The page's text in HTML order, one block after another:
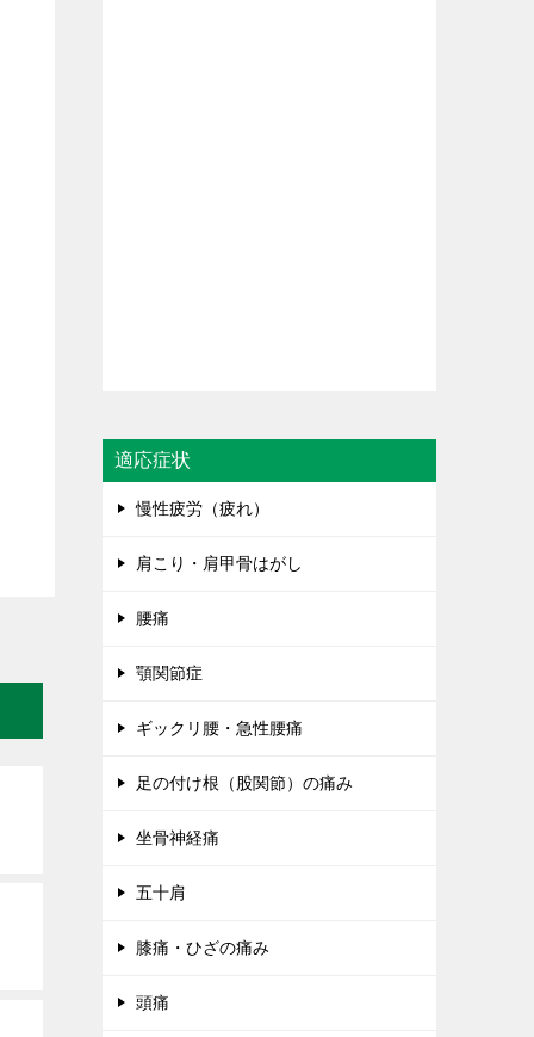
適応症状
慢性疲労（疲れ）
肩こり・肩甲骨はがし
腰痛
顎関節症
ギックリ腰・急性腰痛
足の付け根（股関節）の痛み
坐骨神経痛
五十肩
膝痛・ひざの痛み
頭痛